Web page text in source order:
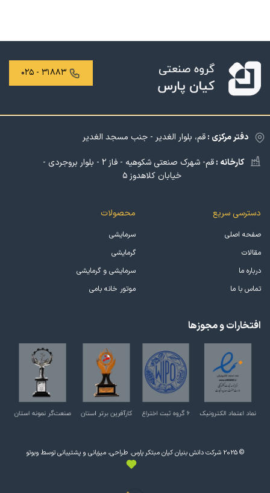
۳۱۸۸۳ - ۰۲۵
دفتر مرکزی :قم، بلوار الغدیر - جنب مسجد الغدیر
کارخانه :
قم- شهرک صنعتی شکوهیه - فاز ۲ - بلوار بروجردی -
خیابان کلاهدوز ۵
دسترسی سریع
صفحه اصلی
مقالات
درباره ما
تماس با ما
محصولات
سرمایشی
گرمایشی
سرمایشی و گرمایشی
موتور خانه بامی
افتخارات و مجوزها
© 2025 شرکت دانش بنیان کیان مبتکر پارس. طراحی، میزبانی و پشتیبانی توسط وبوتو